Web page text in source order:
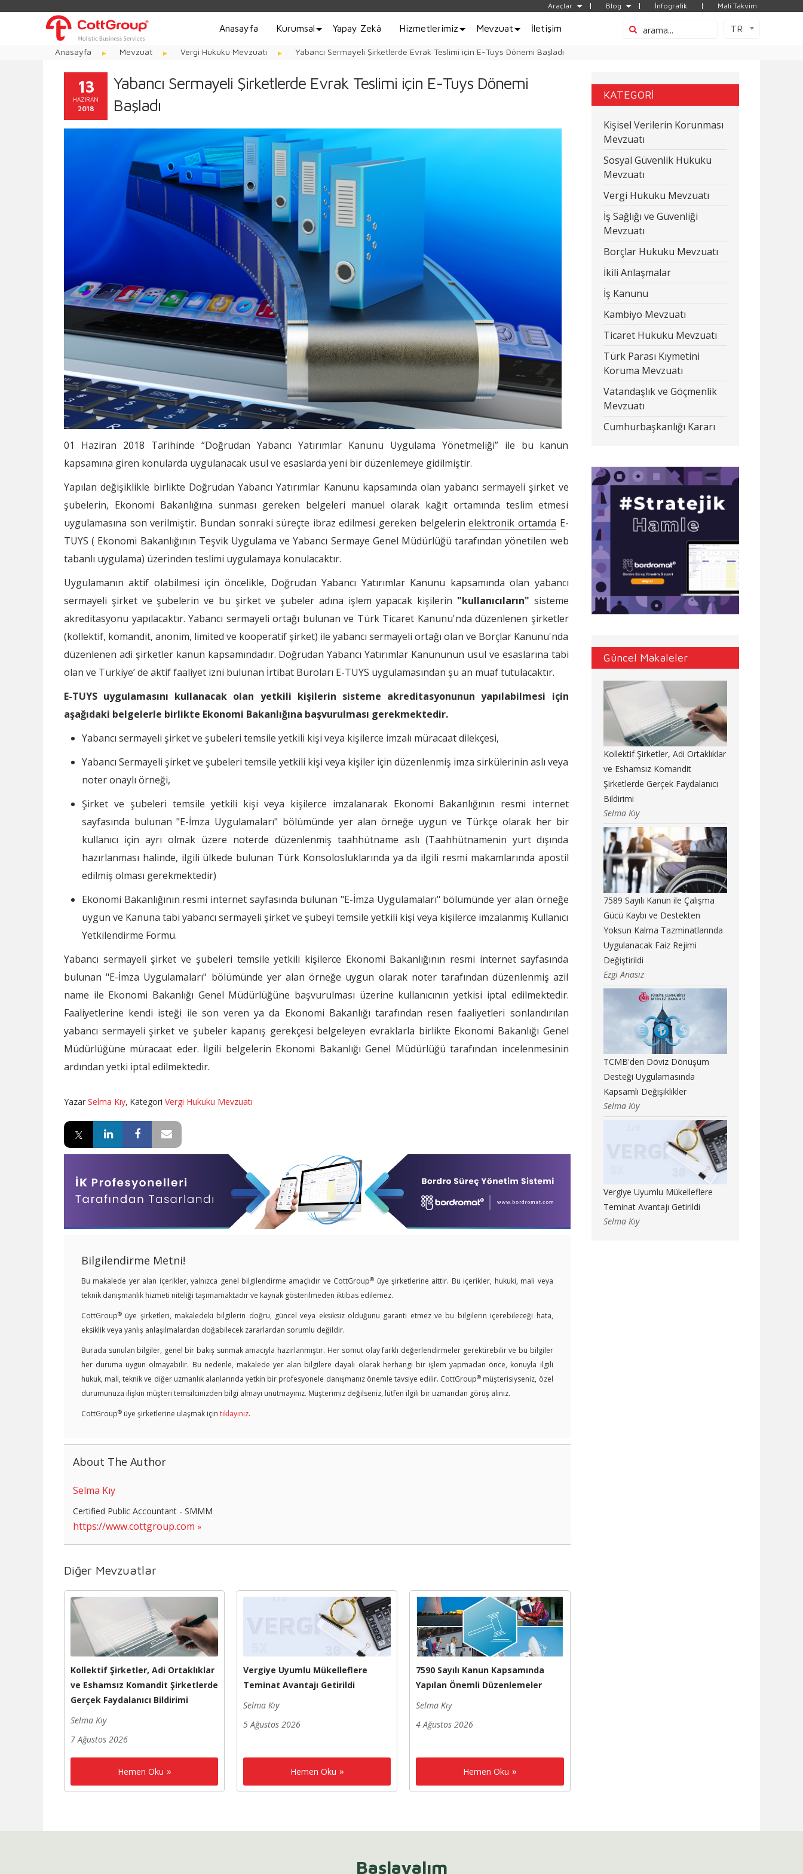
Araçlar Blog İnfografik Mali Takvim
Anasayfa Kurumsal Yapay Zekâ Hizmetlerimiz Mevzuat İletişim TR
Anasayfa Mevzuat Vergi Hukuku Mevzuatı Yabancı Sermayeli Şirketlerde Evrak Teslimi için E-Tuys Dönemi Başladı
13
HAZIRAN
2018
Yabancı Sermayeli Şirketlerde Evrak Teslimi için E-Tuys Dönemi
Başladı
01 Haziran 2018 Tarihinde “Doğrudan Yabancı Yatırımlar Kanunu Uygulama Yönetmeliği” ile bu kanun
kapsamına giren konularda uygulanacak usul ve esaslarda yeni bir düzenlemeye gidilmiştir.
Yapılan değişiklikle birlikte Doğrudan Yabancı Yatırımlar Kanunu kapsamında olan yabancı sermayeli şirket ve
şubelerin, Ekonomi Bakanlığına sunması gereken belgeleri manuel olarak kağıt ortamında teslim etmesi
uygulamasına son verilmiştir. Bundan sonraki süreçte ibraz edilmesi gereken belgelerinelektronik ortamda E-
TUYS ( Ekonomi Bakanlığının Teşvik Uygulama ve Yabancı Sermaye Genel Müdürlüğü tarafından yönetilen web
tabanlı uygulama) üzerinden teslimi uygulamaya konulacaktır.
Uygulamanın aktif olabilmesi için öncelikle, Doğrudan Yabancı Yatırımlar Kanunu kapsamında olan yabancı
sermayeli şirket ve şubelerin ve bu şirket ve şubeler adına işlem yapacak kişilerin "kullanıcıların" sisteme
akreditasyonu yapılacaktır. Yabancı sermayeli ortağı bulunan ve Türk Ticaret Kanunu'nda düzenlenen şirketler
(kollektif, komandit, anonim, limited ve kooperatif şirket) ile yabancı sermayeli ortağı olan ve Borçlar Kanunu'nda
düzenlenen adi şirketler kanun kapsamındadır. Doğrudan Yabancı Yatırımlar Kanununun usul ve esaslarına tabi
olan ve Türkiye’ de aktif faaliyet izni bulunan İrtibat Büroları E-TUYS uygulamasından şu an muaf tutulacaktır.
E-TUYS uygulamasını kullanacak olan yetkili kişilerin sisteme akreditasyonunun yapılabilmesi için
aşağıdaki belgelerle birlikte Ekonomi Bakanlığına başvurulması gerekmektedir.
Yabancı sermayeli şirket ve şubeleri temsile yetkili kişi veya kişilerce imzalı müracaat dilekçesi,
Yabancı Sermayeli şirket ve şubeleri temsile yetkili kişi veya kişiler için düzenlenmiş imza sirkülerinin aslı veya
noter onaylı örneği,
Şirket ve şubeleri temsile yetkili kişi veya kişilerce imzalanarak Ekonomi Bakanlığının resmi internet
sayfasında bulunan "E-İmza Uygulamaları" bölümünde yer alan örneğe uygun ve Türkçe olarak her bir
kullanıcı için ayrı olmak üzere noterde düzenlenmiş taahhütname aslı (Taahhütnamenin yurt dışında
hazırlanması halinde, ilgili ülkede bulunan Türk Konsolosluklarında ya da ilgili resmi makamlarında apostil
edilmiş olması gerekmektedir)
Ekonomi Bakanlığının resmi internet sayfasında bulunan "E-İmza Uygulamaları" bölümünde yer alan örneğe
uygun ve Kanuna tabi yabancı sermayeli şirket ve şubeyi temsile yetkili kişi veya kişilerce imzalanmış Kullanıcı
Yetkilendirme Formu.
Yabancı sermayeli şirket ve şubeleri temsile yetkili kişilerce Ekonomi Bakanlığının resmi internet sayfasında
bulunan "E-İmza Uygulamaları" bölümünde yer alan örneğe uygun olarak noter tarafından düzenlenmiş azil
name ile Ekonomi Bakanlığı Genel Müdürlüğüne başvurulması üzerine kullanıcının yetkisi iptal edilmektedir.
Faaliyetlerine kendi isteği ile son veren ya da Ekonomi Bakanlığı tarafından resen faaliyetleri sonlandırılan
yabancı sermayeli şirket ve şubeler kapanış gerekçesi belgeleyen evraklarla birlikte Ekonomi Bakanlığı Genel
Müdürlüğüne müracaat eder. İlgili belgelerin Ekonomi Bakanlığı Genel Müdürlüğü tarafından incelenmesinin
ardından yetki iptal edilmektedir.
Yazar Selma Kıy, Kategori Vergi Hukuku Mevzuatı
Bilgilendirme Metni!
Bu makalede yer alan içerikler, yalnızca genel bilgilendirme amaçlıdır ve CottGroup® üye şirketlerine aittir. Bu içerikler, hukuki, mali veya
teknik danışmanlık hizmeti niteliği taşımamaktadır ve kaynak gösterilmeden iktibas edilemez.
CottGroup® üye şirketleri, makaledeki bilgilerin doğru, güncel veya eksiksiz olduğunu garanti etmez ve bu bilgilerin içerebileceği hata,
eksiklik veya yanlış anlaşılmalardan doğabilecek zararlardan sorumlu değildir.
Burada sunulan bilgiler, genel bir bakış sunmak amacıyla hazırlanmıştır. Her somut olay farklı değerlendirmeler gerektirebilir ve bu bilgiler
her duruma uygun olmayabilir. Bu nedenle, makalede yer alan bilgilere dayalı olarak herhangi bir işlem yapmadan önce, konuyla ilgili
hukuk, mali, teknik ve diğer uzmanlık alanlarında yetkin bir profesyonele danışmanız önemle tavsiye edilir. CottGroup® müşterisiyseniz, özel
durumunuza ilişkin müşteri temsilcinizden bilgi almayı unutmayınız. Müşterimiz değilseniz, lütfen ilgili bir uzmandan görüş alınız.
CottGroup® üye şirketlerine ulaşmak için tıklayınız.
About The Author
Selma Kıy
Certified Public Accountant - SMMM
https://www.cottgroup.com
Diğer Mevzuatlar
Kollektif Şirketler, Adi Ortaklıklar
ve Eshamsız Komandit Şirketlerde
Gerçek Faydalanıcı Bildirimi
Selma Kıy
7 Ağustos 2026
Hemen Oku
Vergiye Uyumlu Mükelleflere
Teminat Avantajı Getirildi
Selma Kıy
5 Ağustos 2026
Hemen Oku
7590 Sayılı Kanun Kapsamında
Yapılan Önemli Düzenlemeler
Selma Kıy
4 Ağustos 2026
Hemen Oku
KATEGORİ
Kişisel Verilerin Korunması
Mevzuatı
Sosyal Güvenlik Hukuku
Mevzuatı
Vergi Hukuku Mevzuatı
İş Sağlığı ve Güvenliği
Mevzuatı
Borçlar Hukuku Mevzuatı
İkili Anlaşmalar
İş Kanunu
Kambiyo Mevzuatı
Ticaret Hukuku Mevzuatı
Türk Parası Kıymetini
Koruma Mevzuatı
Vatandaşlık ve Göçmenlik
Mevzuatı
Cumhurbaşkanlığı Kararı
Güncel Makaleler
Kollektif Şirketler, Adi Ortaklıklar
ve Eshamsız Komandit
Şirketlerde Gerçek Faydalanıcı
Bildirimi
Selma Kıy
7589 Sayılı Kanun ile Çalışma
Gücü Kaybı ve Destekten
Yoksun Kalma Tazminatlarında
Uygulanacak Faiz Rejimi
Değiştirildi
Ezgi Anasız
TCMB'den Döviz Dönüşüm
Desteği Uygulamasında
Kapsamlı Değişiklikler
Selma Kıy
Vergiye Uyumlu Mükelleflere
Teminat Avantajı Getirildi
Selma Kıy
Başlayalım